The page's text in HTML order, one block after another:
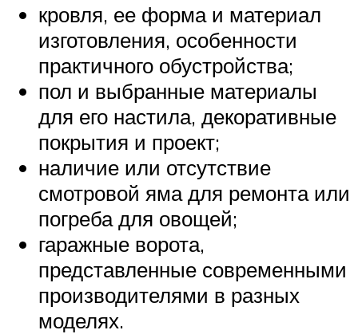
кровля, ее форма и материал
изготовления, особенности
практичного обустройства;
пол и выбранные материалы
для его настила, декоративные
покрытия и проект;
наличие или отсутствие
смотровой яма для ремонта или
погреба для овощей;
гаражные ворота,
представленные современными
производителями в разных
моделях.